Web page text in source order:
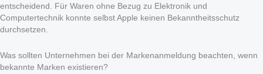
entscheidend. Für Waren ohne Bezug zu Elektronik und
Computertechnik konnte selbst Apple keinen Bekanntheitsschutz
durchsetzen.
Was sollten Unternehmen bei der Markenanmeldung beachten, wenn
bekannte Marken existieren?